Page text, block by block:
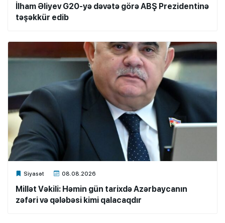
İlham Əliyev G20-yə dəvətə görə ABŞ Prezidentinə
təşəkkür edib
Siyasət 08.08.2026
Xalq.Online
Millət Vəkili: Həmin gün tarixdə Azərbaycanın
zəfəri və qələbəsi kimi qalacaqdır